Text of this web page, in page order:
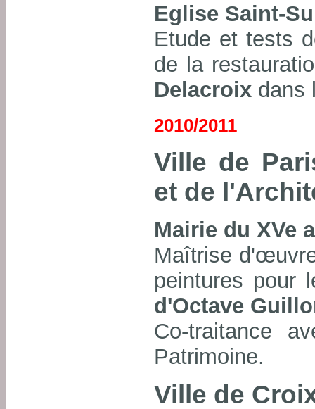
Eglise Saint-
Etude et tests
de la
Delacroix dans
2010/2011
Ville de
et de
Mairie du XVe
Maîtrise
peintures pour
d'Octave
Co-traitance
Patrimoine.
Ville de